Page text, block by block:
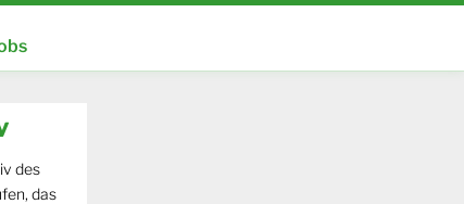
des
das